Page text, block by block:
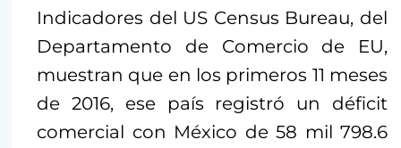
Indicadores del US Census Bureau, del
Departamento de Comercio de EU,
muestran que en los primeros 11 meses
de 2016, ese país registró un déficit
comercial con México de 58 mil 798.6